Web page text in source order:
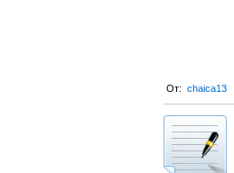
От: chaica13